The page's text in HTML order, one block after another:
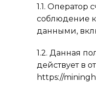
1.1. Оператор
соблюдение
данными,
1.2. Данная
действует в
https://